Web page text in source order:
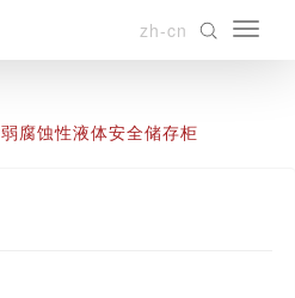
zh-cn
弱腐蚀性液体安全储存柜